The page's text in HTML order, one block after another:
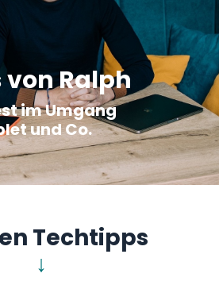
Ralph
im Umgang
und Co.
Techtipps
↓